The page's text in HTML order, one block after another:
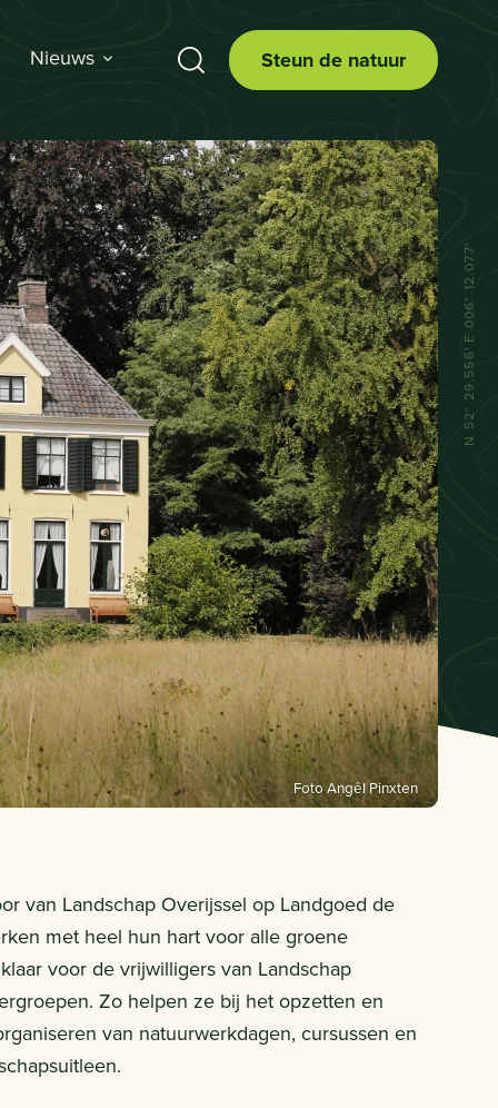
Nieuws Steun de natuur
Foto Angêl Pinxten
N 52° 29.556' E 006° 12.077'
van Landschap Overijssel op Landgoed de
met heel hun hart voor alle groene
voor de vrijwilligers van Landschap
Zo helpen ze bij het opzetten en
van natuurwerkdagen, cursussen en